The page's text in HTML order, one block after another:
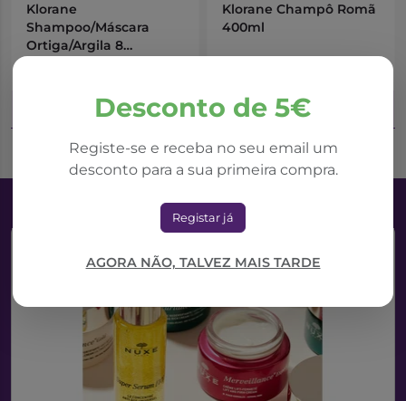
Desconto de 5€
Registe-se e receba no seu email um
desconto para a sua primeira compra.
Registar já
AGORA NÃO, TALVEZ MAIS TARDE
Klorane
Shampoo/Máscara
Ortiga/Argila 8
Adicionar ao Carrinho
Klorane Champô Romã
400ml
Adicionar ao Carrinho